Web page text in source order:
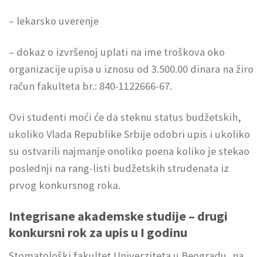
– lekarsko uverenje
– dokaz o izvršenoj uplati na ime troškova oko
organizacije upisa u iznosu od 3.500.00 dinara na žiro
račun fakulteta br.: 840-1122666-67.
Ovi studenti moći će da steknu status budžetskih,
ukoliko Vlada Republike Srbije odobri upis i ukoliko
su ostvarili najmanje onoliko poena koliko je stekao
poslednji na rang-listi budžetskih strudenata iz
prvog konkursnog roka.
Integrisane akademske studije – drugi
konkursni rok za upis u I godinu